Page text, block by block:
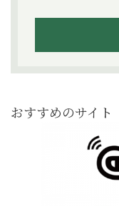
おすすめのサイト